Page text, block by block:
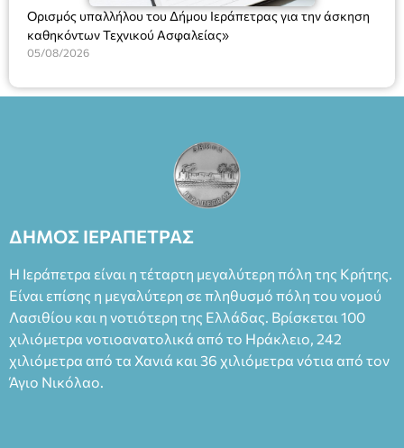
Ορισμός υπαλλήλου του Δήμου Ιεράπετρας για την άσκηση
καθηκόντων Τεχνικού Ασφαλείας»
05/08/2026
ΔΗΜΟΣ ΙΕΡΑΠΕΤΡΑΣ
Η Ιεράπετρα είναι η τέταρτη μεγαλύτερη πόλη της Κρήτης.
Είναι επίσης η μεγαλύτερη σε πληθυσμό πόλη του νομού
Λασιθίου και η νοτιότερη της Ελλάδας. Βρίσκεται 100
χιλιόμετρα νοτιοανατολικά από το Ηράκλειο, 242
χιλιόμετρα από τα Χανιά και 36 χιλιόμετρα νότια από τον
Άγιο Νικόλαο.